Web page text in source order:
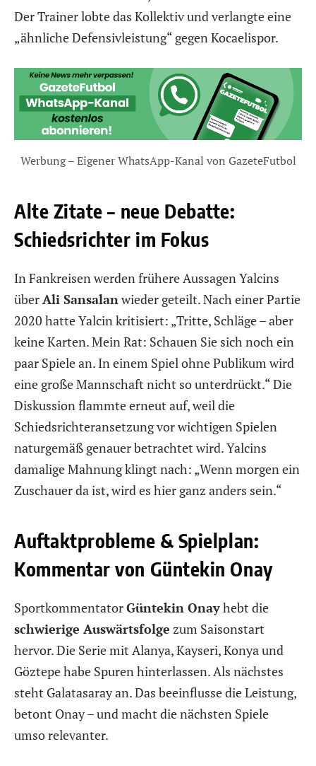
Der Trainer lobte das Kollektiv und verlangte eine
„ähnliche Defensivleistung“ gegen Kocaelispor.
Werbung – Eigener WhatsApp-Kanal von GazeteFutbol
Alte Zitate – neue Debatte:
Schiedsrichter im Fokus
In Fankreisen werden frühere Aussagen Yalcins
überAli Sansalan wieder geteilt. Nach einer Partie
2020 hatte Yalcin kritisiert: „Tritte, Schläge – aber
keine Karten. Mein Rat: Schauen Sie sich noch ein
paar Spiele an. In einem Spiel ohne Publikum wird
eine große Mannschaft nicht so unterdrückt.“ Die
Diskussion flammte erneut auf, weil die
Schiedsrichteransetzung vor wichtigen Spielen
naturgemäß genauer betrachtet wird. Yalcins
damalige Mahnung klingt nach: „Wenn morgen ein
Zuschauer da ist, wird es hier ganz anders sein.“
Auftaktprobleme & Spielplan:
Kommentar von Güntekin Onay
SportkommentatorGüntekin Onayhebt die
schwierige Auswärtsfolge zum Saisonstart
hervor. Die Serie mit Alanya, Kayseri, Konya und
Göztepe habe Spuren hinterlassen. Als nächstes
steht Galatasaray an. Das beeinflusse die Leistung,
betont Onay – und macht die nächsten Spiele
umso relevanter.